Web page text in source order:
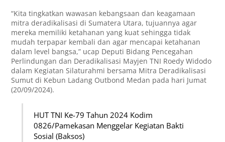
“Kita tingkatkan wawasan kebangsaan dan keagamaan
mitra deradikalisasi di Sumatera Utara, tujuannya agar
mereka memiliki ketahanan yang kuat sehingga tidak
mudah terpapar kembali dan agar mencapai ketahanan
dalam level bangsa,” ucap Deputi Bidang Pencegahan
Perlindungan dan Deradikalisasi Mayjen TNI Roedy Widodo
dalam Kegiatan Silaturahmi bersama Mitra Deradikalisasi
Sumut di Kebun Ladang Outbond Medan pada hari Jumat
(20/09/2024).
HUT TNI Ke-79 Tahun 2024 Kodim
0826/Pamekasan Menggelar Kegiatan Bakti
Sosial (Baksos)